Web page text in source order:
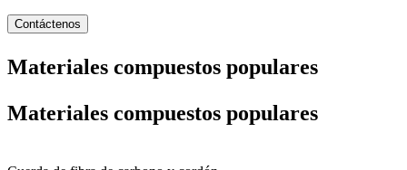
Contáctenos
Materiales compuestos populares
Materiales compuestos populares